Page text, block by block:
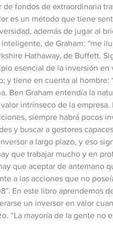
de fondos de extraordinaria
es un método que tiene
además de jugar al
de Graham: “me
Hathaway, de Buffett.
esencial de la inversión
y tiene en cuenta al
Ben Graham entendía la
intrínseco de la
siempre habrá pocos
y buscar a gestores
a largo plazo, y eso
que trabajar mucho y en
que aceptar de antemano
a las acciones que no
En este libro aprendemos
un inversor en valor
“La mayoría de la gente